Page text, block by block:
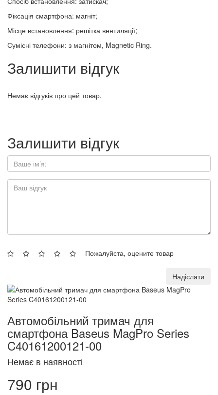
Фіксація смартфона: магніт;
Місце встановлення: решітка вентиляції;
Сумісні телефони: з магнітом, Magnetic Ring.
Залишити відгук
Немає відгуків про цей товар.
Залишити відгук
Пожалуйста, оцените товар
Надіслати
Автомобільний тримач для
смартфона Baseus MagPro Series
C40161200121-00
Немає в наявності
790 грн